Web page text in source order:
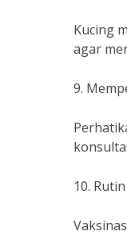
Kucing
agar
9.
10.